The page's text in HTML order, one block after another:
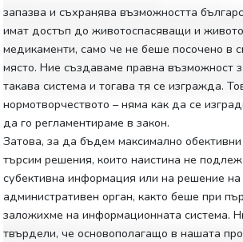
запазва и съхранява възможността
имат достъп до животоспасяващи и
медикаменти, само че не беше посочено в
място. Ние създаваме правна възможност
такава система и тогава тя се изгражда.
нормотворчеството – няма как да се
да го регламентираме в закон.
Затова, за да бъдем максимално
търсим решения, които наистина не
субективна информация или на решение на
административен орган, както беше при
заложихме на информационната система.
твърдели, че основополагащо в нашата